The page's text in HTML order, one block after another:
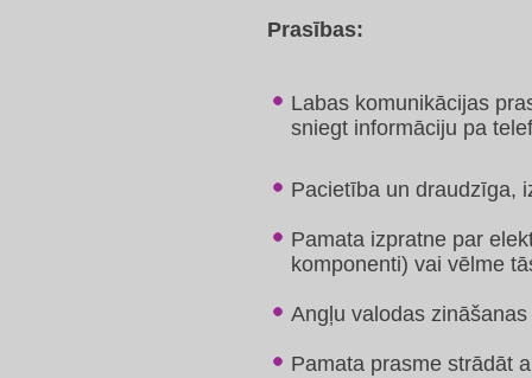
Prasības:
Labas komunikācijas
sniegt informāciju pa
Pacietība un draudzīga,
Pamata izpratne par
komponenti) vai vēlme
Angļu valodas
Pamata prasme strādāt